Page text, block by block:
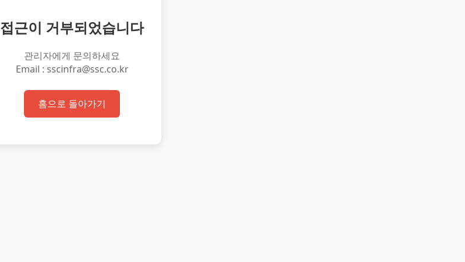
접근이 거부되었습니다
관리자에게 문의하세요
Email : sscinfra@ssc.co.kr
홈으로 돌아가기